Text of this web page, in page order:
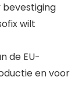
bevestiging
wilt
de EU-
en voor